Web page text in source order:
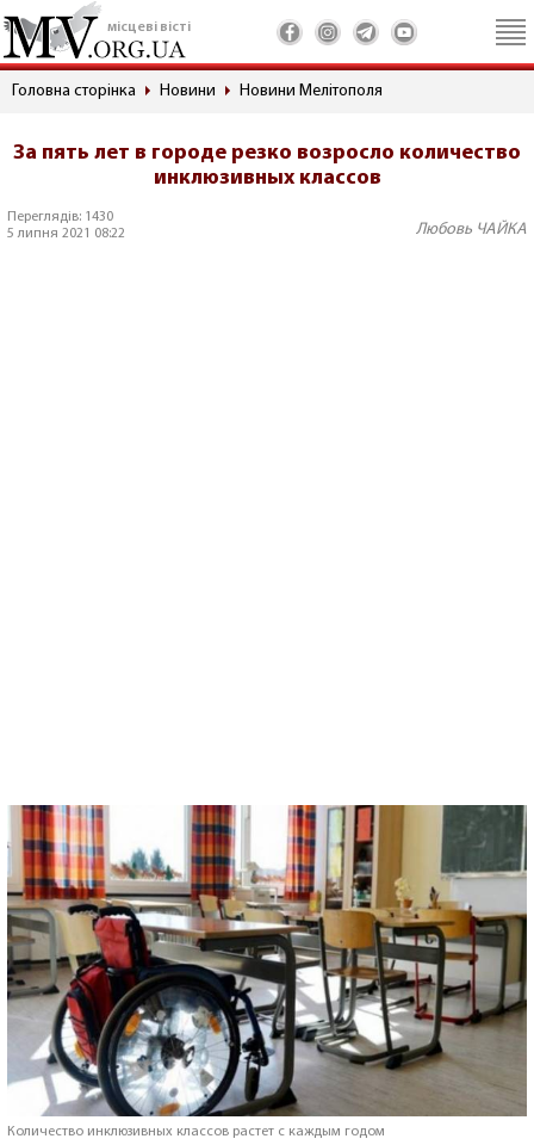
місцеві вісті
Головна сторінка Новини Новини Мелітополя
За пять лет в городе резко возросло количество
инклюзивных классов
Переглядів: 1430
5 липня 2021 08:22
Любовь ЧАЙКА
Количество инклюзивных классов растет с каждым годом